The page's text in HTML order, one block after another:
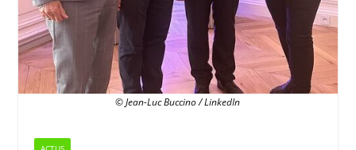
© Jean-Luc Buccino / LinkedIn